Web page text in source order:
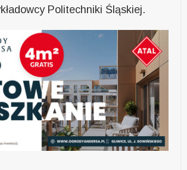
Politechniki Śląskiej.